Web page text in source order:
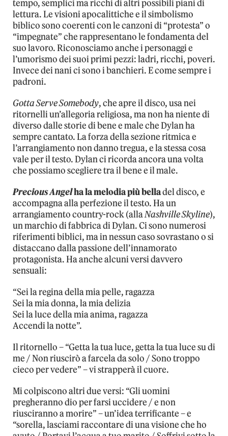
tempo, semplici ma ricchi di altri possibili piani di
lettura. Le visioni apocalittiche e il simbolismo
biblico sono coerenti con le canzoni di “protesta” o
“impegnate” che rappresentano le fondamenta del
suo lavoro. Riconosciamo anche i personaggi e
l’umorismo dei suoi primi pezzi: ladri, ricchi, poveri.
Invece dei nani ci sono i banchieri. E come sempre i
padroni.
Gotta Serve Somebody, che apre il disco, usa nei
ritornelli un’allegoria religiosa, ma non ha niente di
diverso dalle storie di bene e male che Dylan ha
sempre cantato. La forza della sezione ritmica e
l’arrangiamento non danno tregua, e la stessa cosa
vale per il testo. Dylan ci ricorda ancora una volta
che possiamo scegliere tra il bene e il male.
Precious Angelha la melodia più belladel disco, e
accompagna alla perfezione il testo. Ha un
arrangiamento country-rock (allaNashville Skyline),
un marchio di fabbrica di Dylan. Ci sono numerosi
riferimenti biblici, ma in nessun caso sovrastano o si
distaccano dalla passione dell’innamorato
protagonista. Ha anche alcuni versi davvero
sensuali:
“Sei la regina della mia pelle, ragazza
Sei la mia donna, la mia delizia
Sei la luce della mia anima, ragazza
Accendi la notte”.
Il ritornello – “Getta la tua luce, getta la tua luce su di
me / Non riuscirò a farcela da solo / Sono troppo
cieco per vedere” – vi strapperà il cuore.
Mi colpiscono altri due versi: “Gli uomini
pregheranno dio per farsi uccidere / e non
riusciranno a morire” – un’idea terrificante – e
“sorella, lasciami raccontare di una visione che ho